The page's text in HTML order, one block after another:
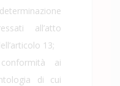
all’atto
13;
ai
di cui